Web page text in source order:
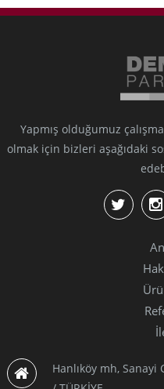
Yapmış olduğumuz
olmak için bizleri aşağıdaki
Hanlıköy mh, Sanayi